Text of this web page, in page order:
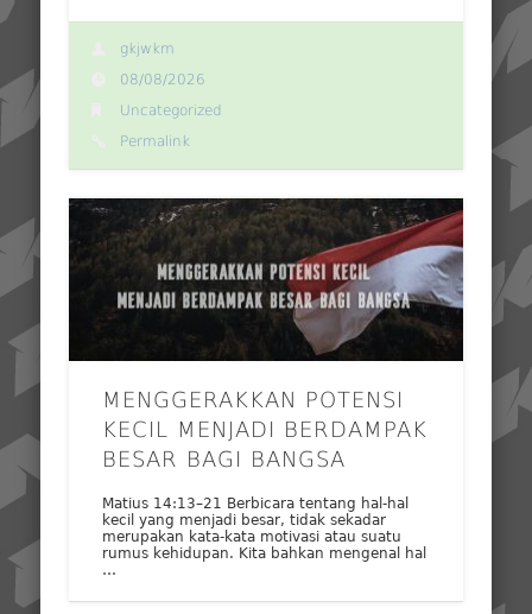
gkjwkm
08/08/2026
Uncategorized
Permalink
MENGGERAKKAN POTENSI
KECIL MENJADI BERDAMPAK
BESAR BAGI BANGSA
Matius 14:13–21 Berbicara tentang hal-hal
kecil yang menjadi besar, tidak sekadar
merupakan kata-kata motivasi atau suatu
rumus kehidupan. Kita bahkan mengenal hal
…